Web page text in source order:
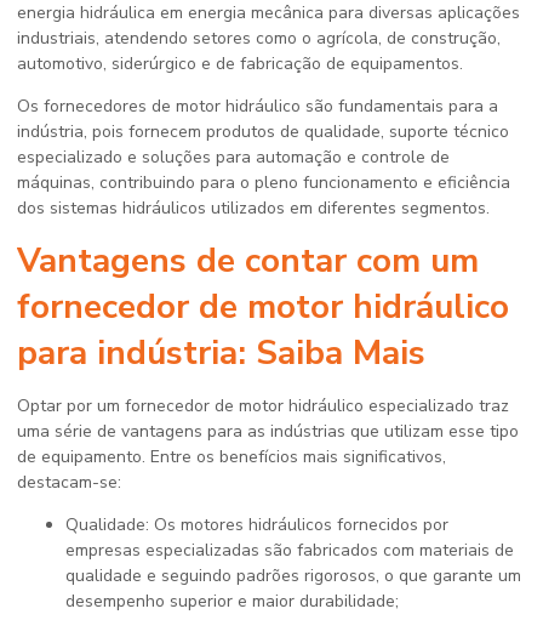
energia hidráulica em energia mecânica para diversas aplicações
industriais, atendendo setores como o agrícola, de construção,
automotivo, siderúrgico e de fabricação de equipamentos.
Os fornecedores de motor hidráulico são fundamentais para a
indústria, pois fornecem produtos de qualidade, suporte técnico
especializado e soluções para automação e controle de
máquinas, contribuindo para o pleno funcionamento e eficiência
dos sistemas hidráulicos utilizados em diferentes segmentos.
Vantagens de contar com um
fornecedor de motor hidráulico
para indústria: Saiba Mais
Optar por um fornecedor de motor hidráulico especializado traz
uma série de vantagens para as indústrias que utilizam esse tipo
de equipamento. Entre os benefícios mais significativos,
destacam-se:
Qualidade: Os motores hidráulicos fornecidos por
empresas especializadas são fabricados com materiais de
qualidade e seguindo padrões rigorosos, o que garante um
desempenho superior e maior durabilidade;